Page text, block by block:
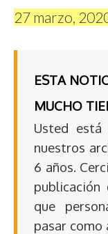
27 marzo,
ESTA
MUCHO
Usted está
nuestros
6 años.
que
pasar como